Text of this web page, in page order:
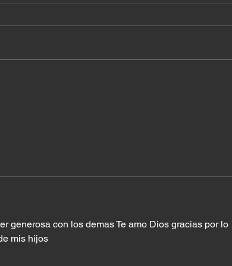
generosa con los demas Te amo Dios gracias por lo
mis hijos